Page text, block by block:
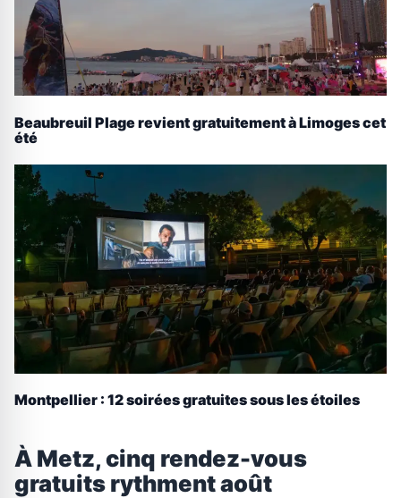
Beaubreuil Plage revient gratuitement à Limoges cet
été
Montpellier : 12 soirées gratuites sous les étoiles
À Metz, cinq rendez-vous
gratuits rythment août